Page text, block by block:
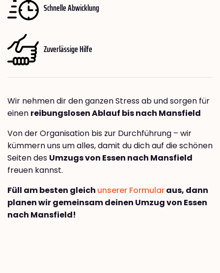
Schnelle Abwicklung
Zuverlässige Hilfe
Wir nehmen dir den ganzen Stress ab und sorgen für
einen reibungslosen Ablauf bis nach Mansfield
Von der Organisation bis zur Durchführung – wir
kümmern uns um alles, damit du dich auf die schönen
Seiten des Umzugs von Essen nach Mansfield
freuen kannst.
Füll am besten gleich unserer Formularaus, dann
planen wir gemeinsam deinen Umzug von Essen
nach Mansfield!